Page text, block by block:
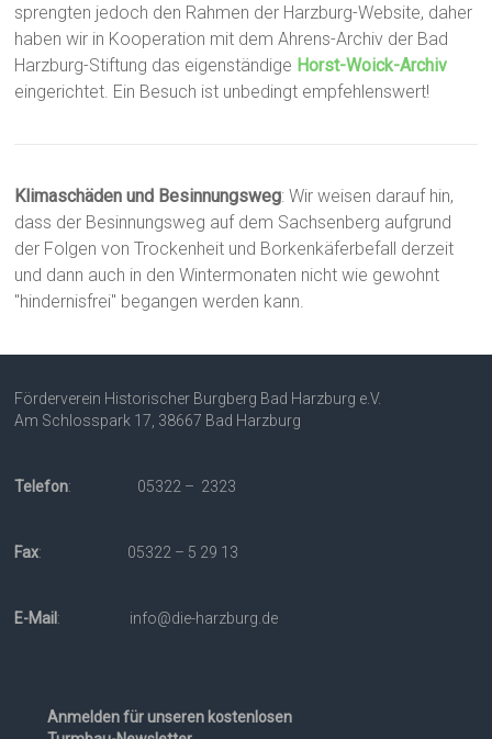
sprengten jedoch den Rahmen der Harzburg-Website, daher
haben wir in Kooperation mit dem Ahrens-Archiv der Bad
Harzburg-Stiftung das eigenständige Horst-Woick-Archiv
eingerichtet. Ein Besuch ist unbedingt empfehlenswert!
Klimaschäden und Besinnungsweg: Wir weisen darauf hin,
dass der Besinnungsweg auf dem Sachsenberg aufgrund
der Folgen von Trockenheit und Borkenkäferbefall derzeit
und dann auch in den Wintermonaten nicht wie gewohnt
"hindernisfrei" begangen werden kann.
Förderverein Historischer Burgberg Bad Harzburg e.V.
Am Schlosspark 17, 38667 Bad Harzburg
Telefon: 05322 – 2323
Fax: 05322 – 5 29 13
E-Mail : info@die-harzburg.de
Anmelden für unseren kostenlosen